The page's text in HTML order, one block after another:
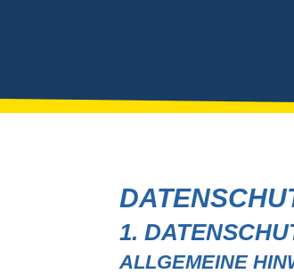
1.
ALLGEMEINE